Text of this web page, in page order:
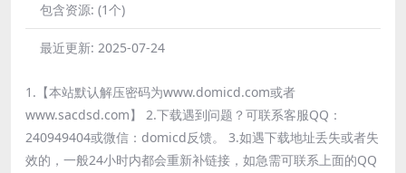
包含资源: (1个)
最近更新: 2025-07-24
1.【本站默认解压密码为www.domicd.com或者
www.sacdsd.com】 2.下载遇到问题？可联系客服QQ：
240949404或微信：domicd反馈。 3.如遇下载地址丢失或者失
效的，一般24小时内都会重新补链接，如急需可联系上面的QQ